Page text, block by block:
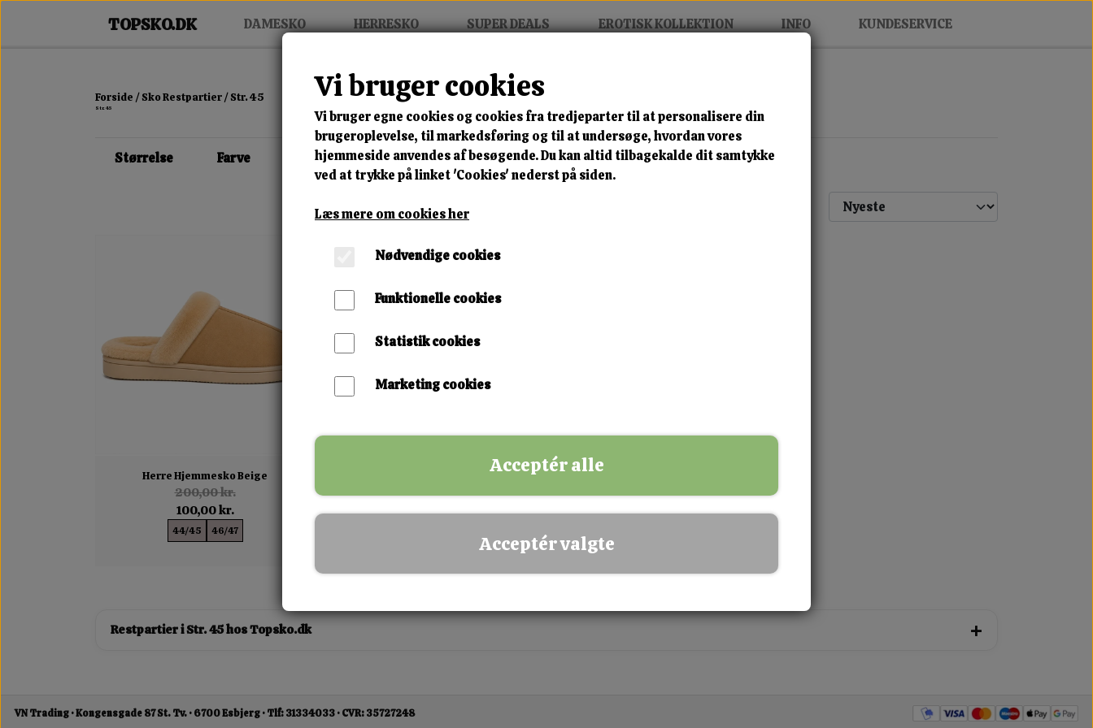
DAMESKO HERRESKO SUPER DEALS EROTISK KOLLEKTION INFO KUNDESERVICE
Forside Sko Restpartier Str. 45
Str. 45
Størrelse Farve
Herre Hjemmesko Beige
200,00 kr.
100,00 kr.
44/45 46/47
Soft Comfort Herretøffel Sort
200,00 kr.
100,00 kr.
Restpartier i Str. 45 hos Topsko.dk
VN Trading Kongensgade 87 St. Tv. 6700 Esbjerg Tlf: 31334033 CVR: 35727248
Vi bruger cookies
Vi bruger egne cookies og cookies fra tredjeparter til at personalisere din
brugeroplevelse, til markedsføring og til at undersøge, hvordan vores
hjemmeside anvendes af besøgende. Du kan altid tilbagekalde dit samtykke
ved at trykke på linket 'Cookies' nederst på siden.
Læs mere om cookies her
Nødvendige cookies
Funktionelle cookies
Statistik cookies
Marketing cookies
Acceptér alle
Acceptér valgte